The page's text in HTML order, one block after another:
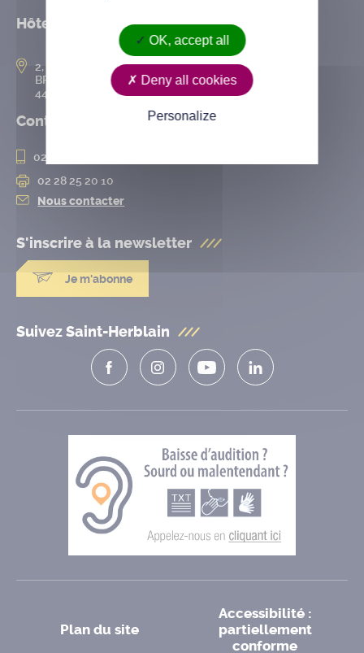
Hôtel de ville
2, rue de l’Hôtel-de-Ville
BP 50167
44802 Saint-Herblain cedex
Contact
02 28 25 20 00
02 28 25 20 10
Nous contacter
S'inscrire à la newsletter
Je m'abonne
Suivez Saint-Herblain
Plan du site
Accessibilité :
partiellement
conforme
OK, accept all
Deny all cookies
Personalize